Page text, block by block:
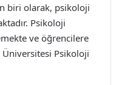
biri olarak, psikoloji
Psikoloji
ve öğrencilere
Psikoloji